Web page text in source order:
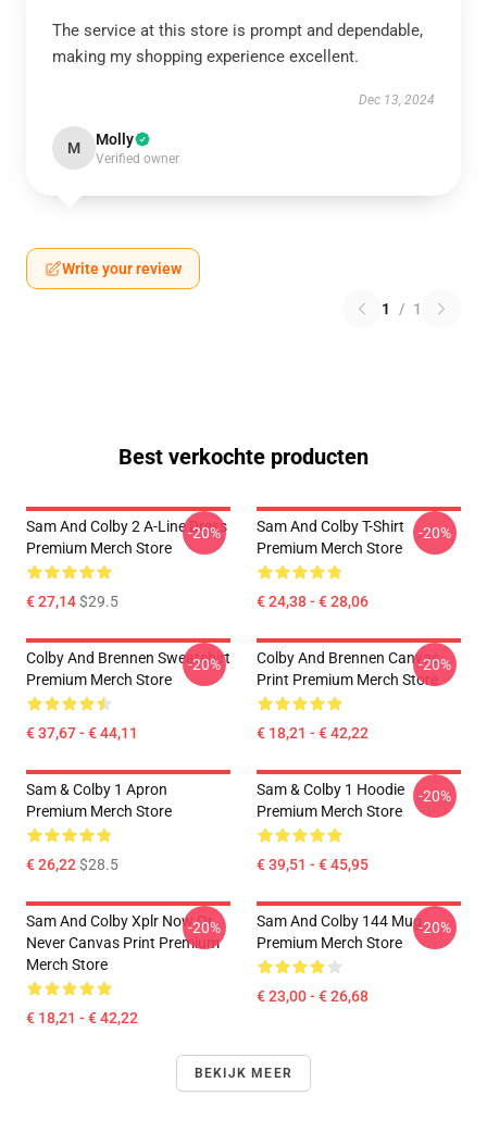
The service at this store is prompt and dependable,
making my shopping experience excellent.
Dec 13, 2024
M Molly
Verified owner
Write your review
1 / 1
Best verkochte producten
Sam And Colby 2 A-Line Dress
Premium Merch Store
€ 27,14$29.5
-20%
Sam And Colby T-Shirt
Premium Merch Store
€ 24,38 - € 28,06
-20%
Colby And Brennen Sweatshirt
Premium Merch Store
€ 37,67 - € 44,11
-20%
Colby And Brennen Canvas
Print Premium Merch Store
€ 18,21 - € 42,22
-20%
Sam & Colby 1 Apron
Premium Merch Store
€ 26,22$28.5
Sam & Colby 1 Hoodie
Premium Merch Store
€ 39,51 - € 45,95
-20%
Sam And Colby Xplr Now Or
Never Canvas Print Premium
Merch Store
€ 18,21 - € 42,22
-20%
Sam And Colby 144 Mug
Premium Merch Store
€ 23,00 - € 26,68
-20%
BEKIJK MEER